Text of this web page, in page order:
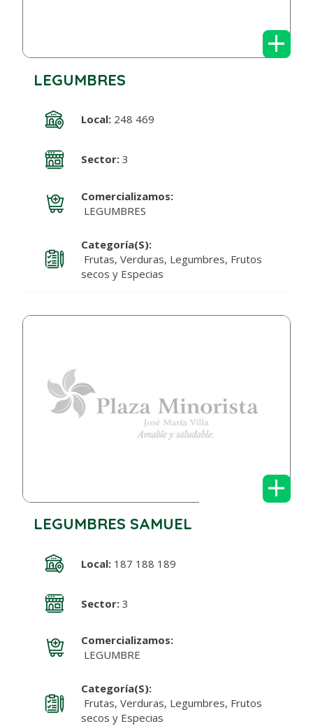
+
LEGUMBRES
Local:248 469
Sector:3
Comercializamos:
LEGUMBRES
Categoría(s):
Frutas, Verduras, Legumbres, Frutos
secos y Especias
+
LEGUMBRES SAMUEL
Local:187 188 189
Sector:3
Comercializamos:
LEGUMBRE
Categoría(s):
Frutas, Verduras, Legumbres, Frutos
secos y Especias